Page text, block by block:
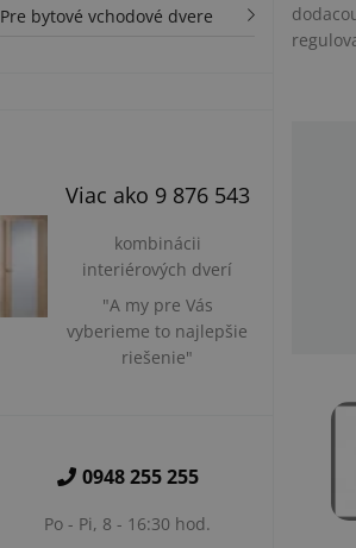
Pre bytové vchodové dvere
Viac ako 9 876 543
kombinácii
interiérových dverí
"A my pre Vás
vyberieme to najlepšie
riešenie"
0948 255 255
Po - Pi, 8 - 16:30 hod.